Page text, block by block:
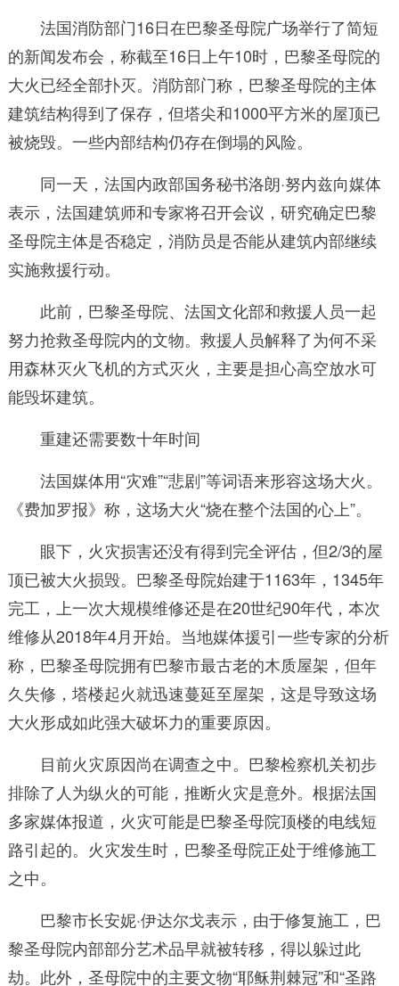
法国消防部门16日在巴黎圣母院广场举行了简短
的新闻发布会，称截至16日上午10时，巴黎圣母院的
大火已经全部扑灭。消防部门称，巴黎圣母院的主体
建筑结构得到了保存，但塔尖和1000平方米的屋顶已
被烧毁。一些内部结构仍存在倒塌的风险。
同一天，法国内政部国务秘书洛朗·努内兹向媒体
表示，法国建筑师和专家将召开会议，研究确定巴黎
圣母院主体是否稳定，消防员是否能从建筑内部继续
实施救援行动。
此前，巴黎圣母院、法国文化部和救援人员一起
努力抢救圣母院内的文物。救援人员解释了为何不采
用森林灭火飞机的方式灭火，主要是担心高空放水可
能毁坏建筑。
重建还需要数十年时间
法国媒体用“灾难”“悲剧”等词语来形容这场大火。
《费加罗报》称，这场大火“烧在整个法国的心上”。
眼下，火灾损害还没有得到完全评估，但2/3的屋
顶已被大火损毁。巴黎圣母院始建于1163年，1345年
完工，上一次大规模维修还是在20世纪90年代，本次
维修从2018年4月开始。当地媒体援引一些专家的分析
称，巴黎圣母院拥有巴黎市最古老的木质屋架，但年
久失修，塔楼起火就迅速蔓延至屋架，这是导致这场
大火形成如此强大破坏力的重要原因。
目前火灾原因尚在调查之中。巴黎检察机关初步
排除了人为纵火的可能，推断火灾是意外。根据法国
多家媒体报道，火灾可能是巴黎圣母院顶楼的电线短
路引起的。火灾发生时，巴黎圣母院正处于维修施工
之中。
巴黎市长安妮·伊达尔戈表示，由于修复施工，巴
黎圣母院内部部分艺术品早就被转移，得以躲过此
劫。此外，圣母院中的主要文物“耶稣荆棘冠”和“圣路